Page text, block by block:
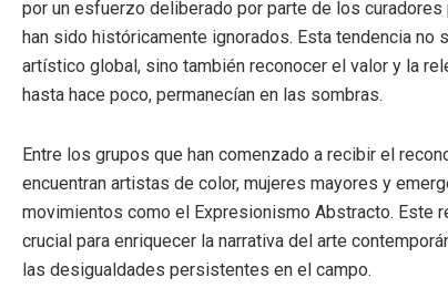
por un esfuerzo deliberado por parte de los
han sido históricamente ignorados. Esta tendencia no
artístico global, sino también reconocer el valor y la
hasta hace poco, permanecían en las sombras.
Entre los grupos que han comenzado a recibir el
encuentran artistas de color, mujeres mayores y
movimientos como el Expresionismo Abstracto. Este
crucial para enriquecer la narrativa del arte
las desigualdades persistentes en el campo.